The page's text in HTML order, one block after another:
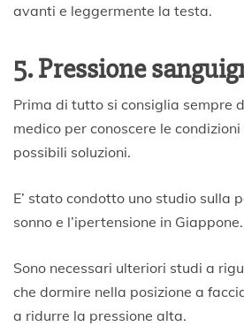
avanti e leggermente la testa.
5. Pressione
Prima di tutto si consiglia sempre
medico per conoscere le
possibili soluzioni.
E’ stato condotto uno studio sulla
sonno e l’ipertensione in Giappone.
Sono necessari ulteriori studi a
che dormire nella posizione a
a ridurre la pressione alta.